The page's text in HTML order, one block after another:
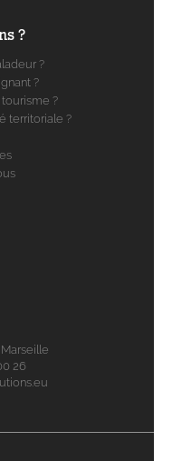
?
?
?
?
territoriale ?
26